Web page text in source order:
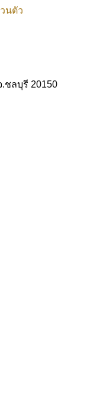
นตัว
ชลบุรี 20150